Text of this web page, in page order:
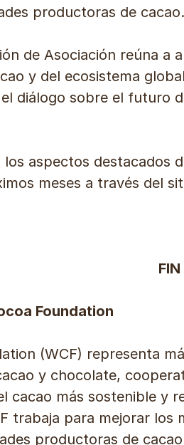
productoras de
de Asociación reúna
y del ecosistema
diálogo sobre el futuro
aspectos destacados
meses a través del
FIN
Foundation
(WCF) representa
y chocolate,
cacao más sostenible y
trabaja para mejorar los
productoras de